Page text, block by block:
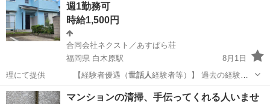
週1勤務可
時給1,500円
合同会社ネクスト／あすぱら荘
福岡県 白木原駅
8月1日
理にて提供 【経験者優遇（世話人経験者等）】 過去の経験が
⽣かせるお…
福岡 大野城市 その他 スタッフ
マンションの清掃、手伝ってくれる人いませ